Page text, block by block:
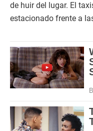
de huir del lugar. El
estacionado frente a